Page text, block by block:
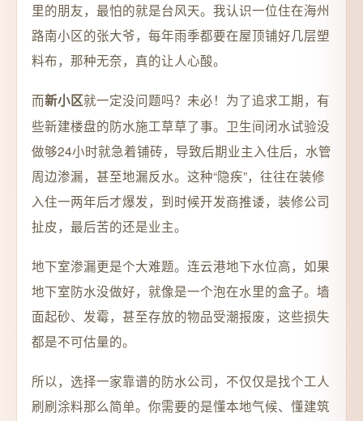
里的朋友，最怕的就是台风天。我认识一位住在海州
路南小区的张大爷，每年雨季都要在屋顶铺好几层塑
料布，那种无奈，真的让人心酸。
而新小区就一定没问题吗？未必！为了追求工期，有
些新建楼盘的防水施工草草了事。卫生间闭水试验没
做够24小时就急着铺砖，导致后期业主入住后，水管
周边渗漏，甚至地漏反水。这种“隐疾”，往往在装修
入住一两年后才爆发，到时候开发商推诿，装修公司
扯皮，最后苦的还是业主。
地下室渗漏更是个大难题。连云港地下水位高，如果
地下室防水没做好，就像是一个泡在水里的盒子。墙
面起砂、发霉，甚至存放的物品受潮报废，这些损失
都是不可估量的。
所以，选择一家靠谱的防水公司，不仅仅是找个工人
刷刷涂料那么简单。你需要的是懂本地气候、懂建筑